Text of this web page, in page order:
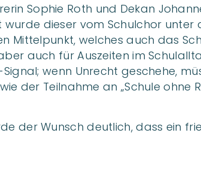
Sophie Roth und Dekan
dieser vom Schulchor unter
Mittelpunkt, welches auch das
auch für Auszeiten im
wenn Unrecht geschehe,
der Teilnahme an „Schule
der Wunsch deutlich, dass ein